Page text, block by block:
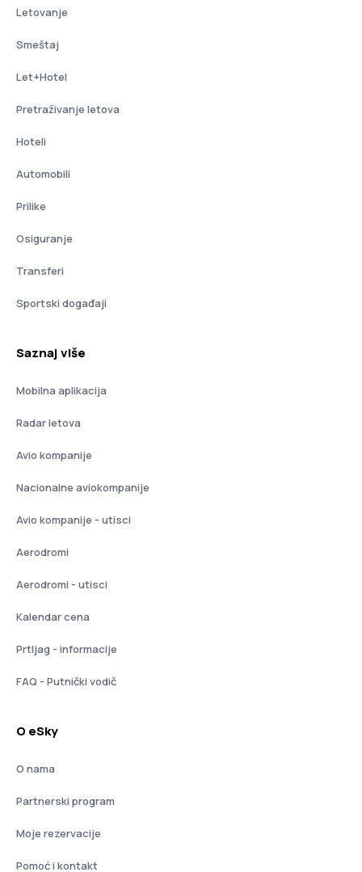
Letovanje
Smeštaj
Let+Hotel
Pretraživanje letova
Hoteli
Automobili
Prilike
Osiguranje
Transferi
Sportski događaji
Saznaj više
Mobilna aplikacija
Radar letova
Avio kompanije
Nacionalne aviokompanije
Avio kompanije - utisci
Aerodromi
Aerodromi - utisci
Kalendar cena
Prtljag - informacije
FAQ - Putnički vodič
O eSky
O nama
Partnerski program
Moje rezervacije
Pomoć i kontakt